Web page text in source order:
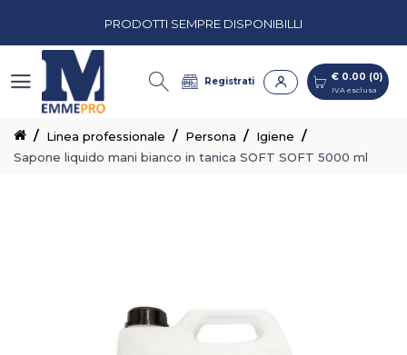
PRODOTTI SEMPRE DISPONIBILLI
PREVENTIVI PERSONALIZZATI
CASH & CARRY CON CORSIE ORGANIZZATE
PRODOTTI SEMPRE DISPONIBILLI
Registrati € 0.00 (0)
IVA esclusa
Linea professionale Persona
Igiene
Sapone liquido mani bianco in tanica SOFT SOFT 5000 ml